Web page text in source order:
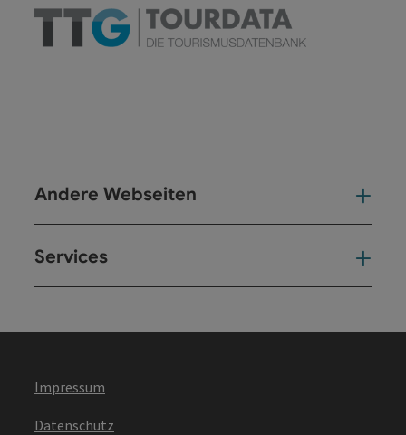
Andere Webseiten
Services
Impressum
Datenschutz